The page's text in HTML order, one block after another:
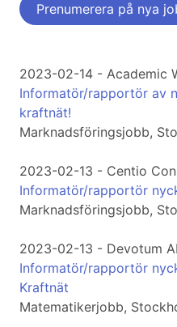
Prenumerera på nya
2023-02-14 - Academic
Informatör/rapportör av
kraftnät!
Marknadsföringsjobb,
2023-02-13 - Centio
Informatör/rapportör
Marknadsföringsjobb,
2023-02-13 - Devotum
Informatör/rapportör
Kraftnät
Matematikerjobb,